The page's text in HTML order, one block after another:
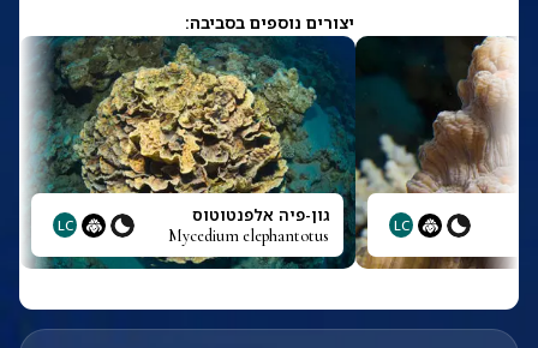
יצורים נוספים בסביבה:
LC גון-פיה אלפנטוטוס
Mycedium elephantotus
LC